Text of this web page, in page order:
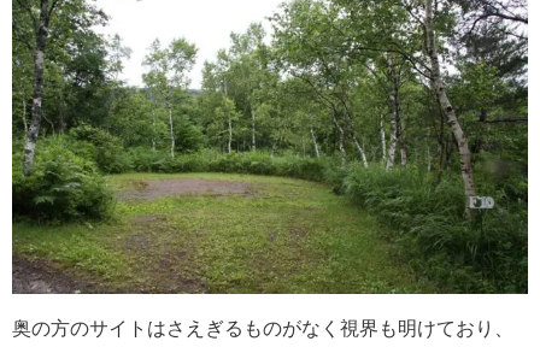
奥の方のサイトはさえぎるものがなく視界も明けており、